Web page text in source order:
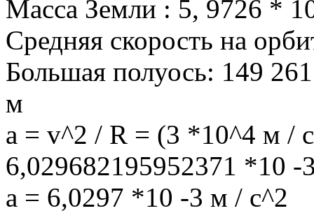
Масса Земли : 5, 9726 *
Средняя скорость на
Большая полуось: 149
м
а = v^2 / R = (3 *10^4 м /
6,029682195952371 *10 -
а = 6,0297 *10 -3 м / с^2